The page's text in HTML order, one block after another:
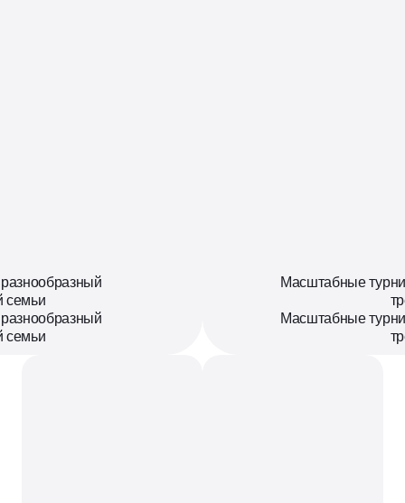
семьи
семьи
Масштабные
Масштабные